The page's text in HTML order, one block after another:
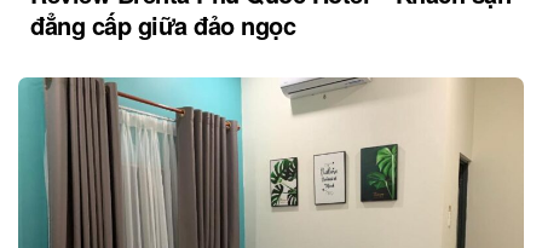
đẳng cấp giữa đảo ngọc